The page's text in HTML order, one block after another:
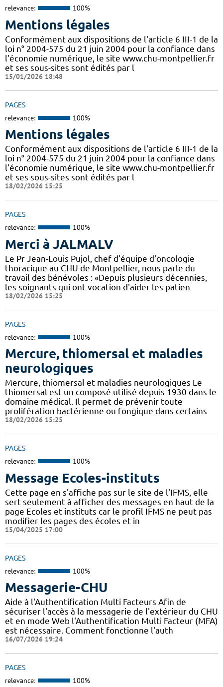
relevance: 100%
Mentions légales
Conformément aux dispositions de l'article 6 III-1 de la
loi n° 2004-575 du 21 juin 2004 pour la confiance dans
l'économie numérique, le site www.chu-montpellier.fr
et ses sous-sites sont édités par l
15/01/2026 18:48
PAGES
relevance: 100%
Mentions légales
Conformément aux dispositions de l'article 6 III-1 de la
loi n° 2004-575 du 21 juin 2004 pour la confiance dans
l'économie numérique, le site www.chu-montpellier.fr
et ses sous-sites sont édités par l
18/02/2026 15:25
PAGES
relevance: 100%
Merci à JALMALV
Le Pr Jean-Louis Pujol, chef d'équipe d'oncologie
thoracique au CHU de Montpellier, nous parle du
travail des bénévoles : «Depuis plusieurs décennies,
les soignants qui ont vocation d'aider les patien
18/02/2026 15:25
PAGES
relevance: 100%
Mercure, thiomersal et maladies
neurologiques
Mercure, thiomersal et maladies neurologiques Le
thiomersal est un composé utilisé depuis 1930 dans le
domaine médical. Il permet de prévenir toute
prolifération bactérienne ou fongique dans certains
18/02/2026 15:25
PAGES
relevance: 100%
Message Ecoles-instituts
Cette page en s'affiche pas sur le site de l'IFMS, elle
sert seulement à afficher des messages en haut de la
page Ecoles et instituts car le profil IFMS ne peut pas
modifier les pages des écoles et in
15/04/2025 17:00
PAGES
relevance: 100%
Messagerie-CHU
Aide à l'Authentification Multi Facteurs Afin de
sécuriser l'accès à la messagerie de l'extérieur du CHU
et en mode Web l'Authentification Multi Facteur (MFA)
est nécessaire. Comment fonctionne l'auth
16/07/2026 19:24
PAGES
relevance: 100%